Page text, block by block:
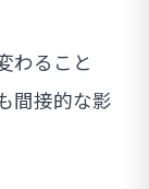
わること
間接的な影